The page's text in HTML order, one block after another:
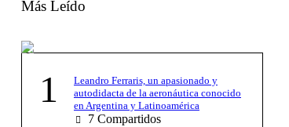
Más Leído
1
Leandro Ferraris, un apasionado y
autodidacta de la aeronáutica conocido
en Argentina y Latinoamérica
7 Compartidos